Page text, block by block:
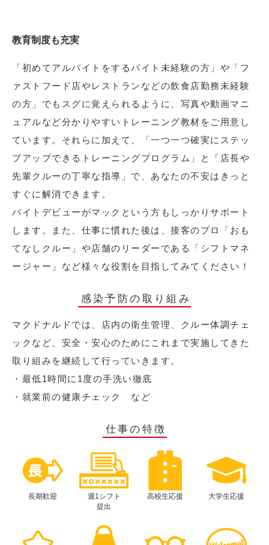
教育制度も充実
「初めてアルバイトをするバイト未経験の方」や「フ
ァストフード店やレストランなどの飲食店勤務未経験
の方」でもスグに覚えられるように、写真や動画マニ
ュアルなど分かりやすいトレーニング教材をご用意し
ています。それらに加えて、「一つ一つ確実にステッ
プアップできるトレーニングプログラム」と「店長や
先輩クルーの丁寧な指導」で、あなたの不安はきっと
すぐに解消できます。
バイトデビューがマックという方もしっかりサポート
します。また、仕事に慣れた後は、接客のプロ「おも
てなしクルー」や店舗のリーダーである「シフトマネ
ージャー」など様々な役割を目指してみてください！
感染予防の取り組み
マクドナルドでは、店内の衛生管理、クルー体調チェ
ックなど、安全・安心のためにこれまで実施してきた
取り組みを継続して行っていきます。
・最低1時間に1度の手洗い徹底
・就業前の健康チェック など
仕事の特徴
長期歓迎
週1シフト
提出
高校生応援 大学生応援